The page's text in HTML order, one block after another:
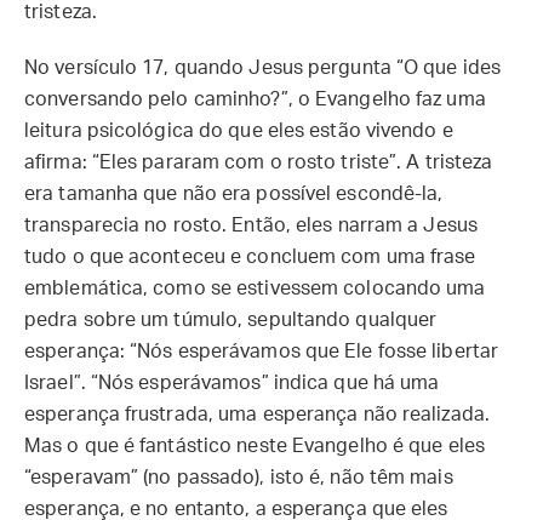
tristeza.
No versículo 17, quando Jesus pergunta “O que ides
conversando pelo caminho?”, o Evangelho faz uma
leitura psicológica do que eles estão vivendo e
afirma: “Eles pararam com o rosto triste”. A tristeza
era tamanha que não era possível escondê-la,
transparecia no rosto. Então, eles narram a Jesus
tudo o que aconteceu e concluem com uma frase
emblemática, como se estivessem colocando uma
pedra sobre um túmulo, sepultando qualquer
esperança: “Nós esperávamos que Ele fosse libertar
Israel”. “Nós esperávamos” indica que há uma
esperança frustrada, uma esperança não realizada.
Mas o que é fantástico neste Evangelho é que eles
“esperavam” (no passado), isto é, não têm mais
esperança, e no entanto, a esperança que eles